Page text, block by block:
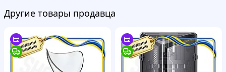
Другие товары продавца